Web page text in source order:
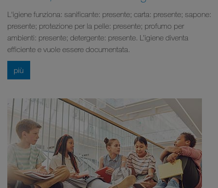
L'igiene funziona: sanificante: presente; carta: presente; sapone:
presente; protezione per la pelle: presente; profumo per
ambienti: presente; detergente: presente. L’igiene diventa
efficiente e vuole essere documentata.
più